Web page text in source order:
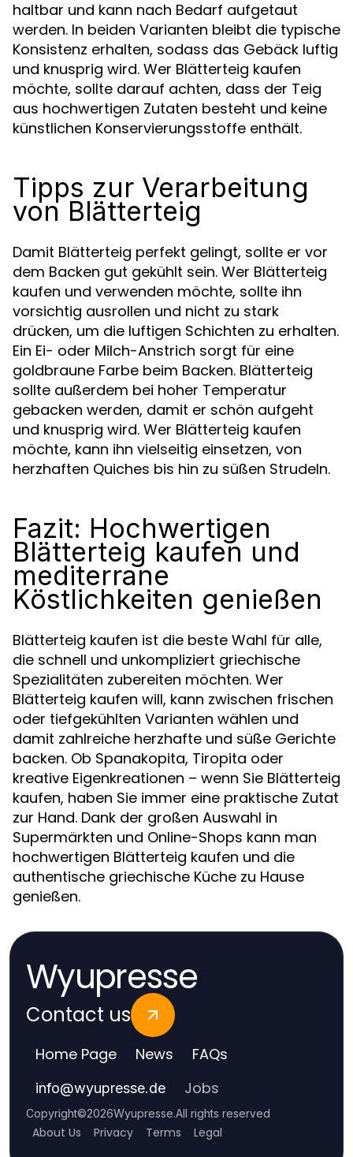
haltbar und kann nach Bedarf aufgetaut
werden. In beiden Varianten bleibt die typische
Konsistenz erhalten, sodass das Gebäck luftig
und knusprig wird. Wer Blätterteig kaufen
möchte, sollte darauf achten, dass der Teig
aus hochwertigen Zutaten besteht und keine
künstlichen Konservierungsstoffe enthält.
Tipps zur Verarbeitung
von Blätterteig
Damit Blätterteig perfekt gelingt, sollte er vor
dem Backen gut gekühlt sein. Wer Blätterteig
kaufen und verwenden möchte, sollte ihn
vorsichtig ausrollen und nicht zu stark
drücken, um die luftigen Schichten zu erhalten.
Ein Ei- oder Milch-Anstrich sorgt für eine
goldbraune Farbe beim Backen. Blätterteig
sollte außerdem bei hoher Temperatur
gebacken werden, damit er schön aufgeht
und knusprig wird. Wer Blätterteig kaufen
möchte, kann ihn vielseitig einsetzen, von
herzhaften Quiches bis hin zu süßen Strudeln.
Fazit: Hochwertigen
Blätterteig kaufen und
mediterrane
Köstlichkeiten genießen
Blätterteig kaufen ist die beste Wahl für alle,
die schnell und unkompliziert griechische
Spezialitäten zubereiten möchten. Wer
Blätterteig kaufen will, kann zwischen frischen
oder tiefgekühlten Varianten wählen und
damit zahlreiche herzhafte und süße Gerichte
backen. Ob Spanakopita, Tiropita oder
kreative Eigenkreationen – wenn Sie Blätterteig
kaufen, haben Sie immer eine praktische Zutat
zur Hand. Dank der großen Auswahl in
Supermärkten und Online-Shops kann man
hochwertigen Blätterteig kaufen und die
authentische griechische Küche zu Hause
genießen.
Wyupresse
Contact us
Home Page News FAQs
info@wyupresse.de Jobs
Copyright©2026Wyupresse.All rights reserved
About Us Privacy Terms Legal